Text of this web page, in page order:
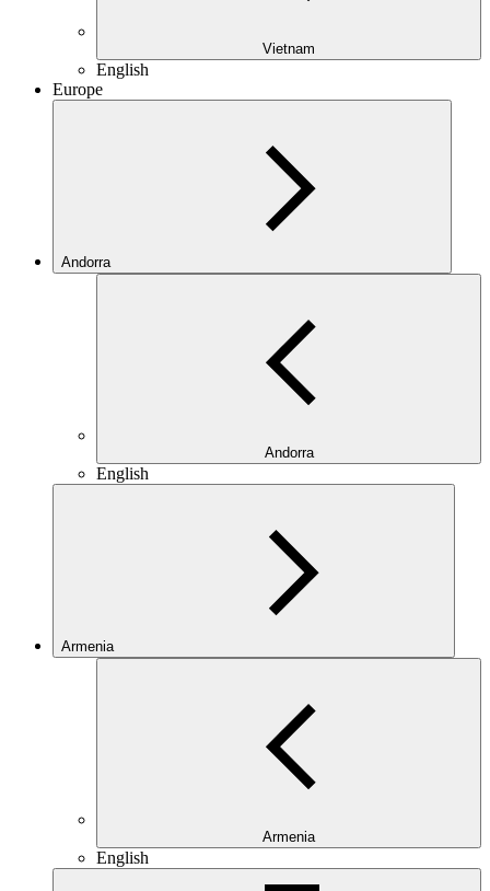
Vietnam
English
Europe
Andorra
Andorra
English
Armenia
Armenia
English